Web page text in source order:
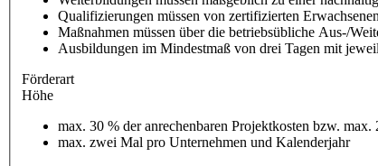
Qualifizierungen müssen von zertifizierten
Maßnahmen müssen über die betriebsübliche Aus-/
Ausbildungen im Mindestmaß von drei Tagen mit
Förderart
Höhe
max. 30 % der anrechenbaren Projektkosten bzw.
max. zwei Mal pro Unternehmen und Kalenderjahr